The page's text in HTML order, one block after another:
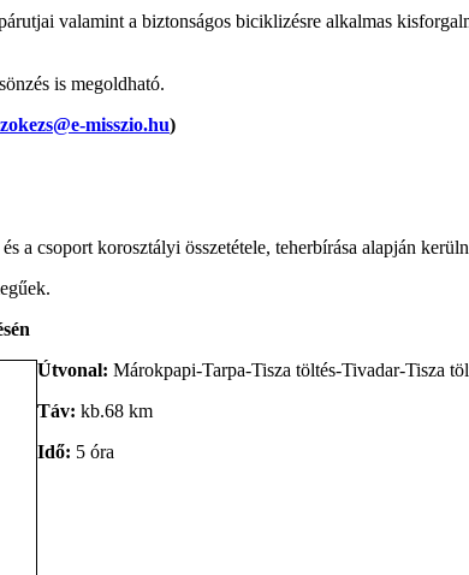
valamint a biztonságos biciklizésre alkalmas
is megoldható.
misszio.hu)
a csoport korosztályi összetétele, teherbírása alapján
Útvonal: Márokpapi-Tarpa-Tisza töltés-Tivadar-Tisza
Táv: kb.68 km
Idő: 5 óra